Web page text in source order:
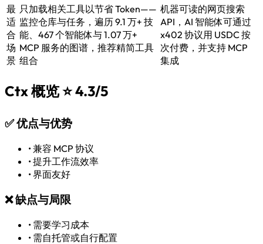
最
适
合
场
景
只加载相关工具以节省 Token——
监控仓库与任务，遍历 9.1 万+ 技
能、467 个智能体与 1.07 万+
MCP 服务的图谱，推荐精简工具
组合
机器可读的网页搜索
API，AI 智能体可通过
x402 协议用 USDC 按
次付费，并支持 MCP
集成
Ctx 概览⭐ 4.3/5
✅优点与优势
•兼容 MCP 协议
•提升工作流效率
•界面友好
❌缺点与局限
• 需要学习成本
• 需自托管或自行配置